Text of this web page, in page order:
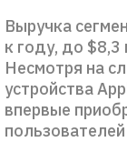
Выручка
к году, до
Несмотря на
устройства
впервые